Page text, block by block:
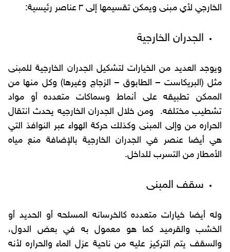
الخارجي لأي مبنى ويمكن تقسيمها إلى ٣ عناصر رئيسية:
الجدران الخارجية
ويوجد العديد من الخيارات لتشكيل الجدران الخارجية للمبنى
مثل (البريكاست – الطابوق – الزجاج وغيرها) وكل منها من
الممكن تطبيقه على أنماط وسماكات متعدده أو مواد
تشطيب مختلفه. ومن خلال الجدران الخارجيه يحدث انتقال
الحراره من وإلى المبنى وكذلك حركة الهواء عبر النوافذ التي
هي أيضا عنصر في الجدران الخارجية بالإضافة منع مياه
الأمطار من التسرب للداخل.
سقف المبنى
وله أيضا خيارات متعدده كالخرسانه المسلحه أو الحديد أو
الخشب والقرميد كما هو معمول به في بعض الدول،
والسقف يتم التركيز عليه من ناحية عزل الماء والحراره لأنه